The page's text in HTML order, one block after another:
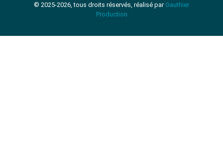
© 2025-2026, tous droits réservés, réalisé par Gauthier
Production